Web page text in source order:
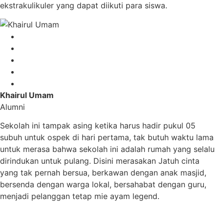
ekstrakulikuler yang dapat diikuti para siswa.
Khairul Umam
Alumni
Sekolah ini tampak asing ketika harus hadir pukul 05
subuh untuk ospek di hari pertama, tak butuh waktu lama
untuk merasa bahwa sekolah ini adalah rumah yang selalu
dirindukan untuk pulang. Disini merasakan Jatuh cinta
yang tak pernah bersua, berkawan dengan anak masjid,
bersenda dengan warga lokal, bersahabat dengan guru,
menjadi pelanggan tetap mie ayam legend.